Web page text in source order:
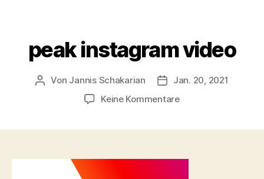
peak instagram video
Beitragsautor
Von Jannis Schakarian Veröffentlichungsdatum
Jan. 20, 2021
Keine Kommentarezu